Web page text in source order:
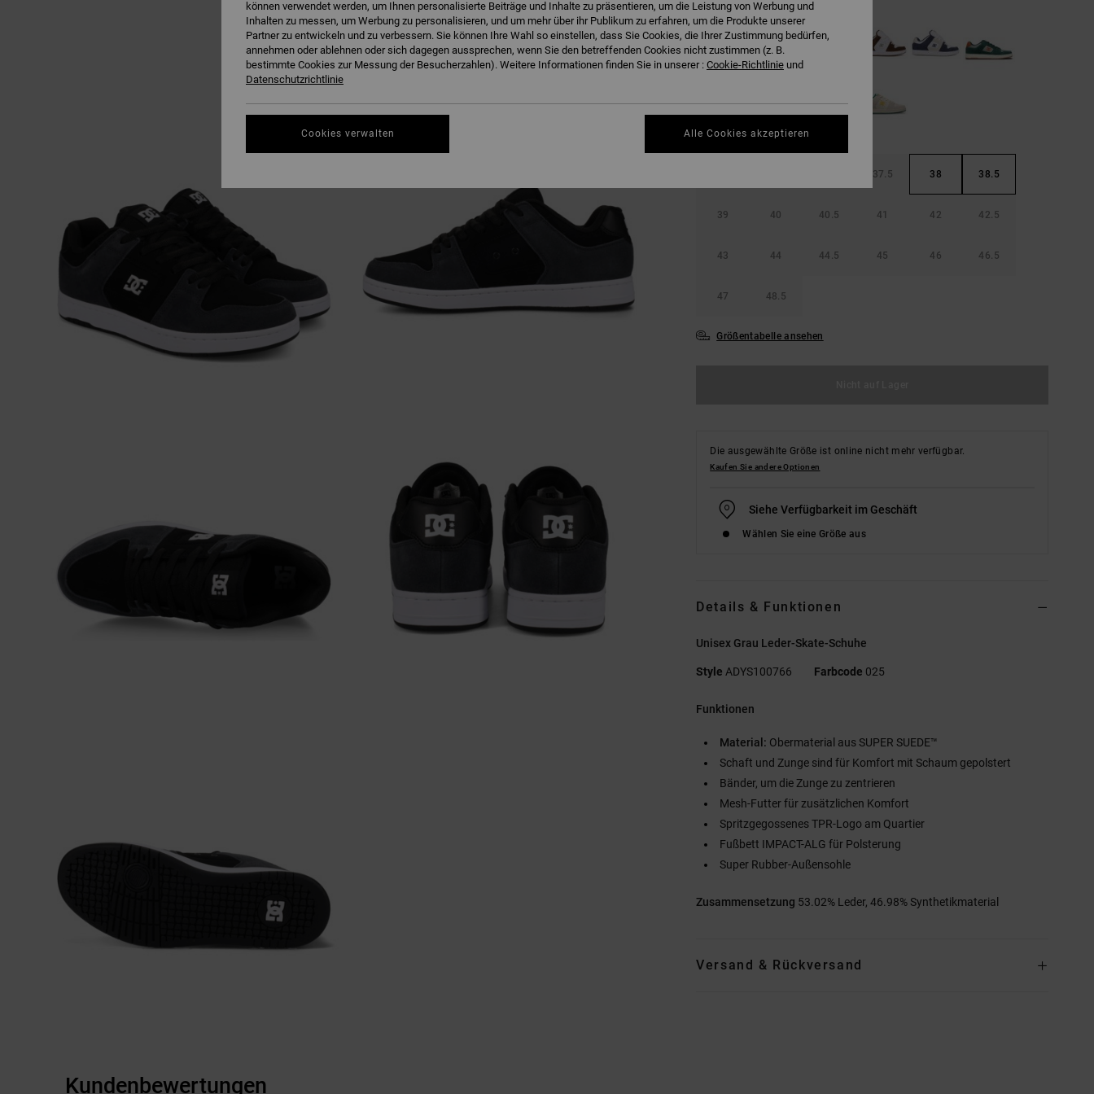
37.5 38 38.5
39 40 40.5 41 42 42.5
43 44 44.5 45 46 46.5
47 48.5
Größentabelle ansehen
Die ausgewählte Größe ist online nicht mehr verfügbar.
Kaufen Sie andere Optionen
Siehe Verfügbarkeit im Geschäft
Wählen Sie eine Größe aus
Details & Funktionen
Unisex Grau Leder-Skate-Schuhe
Style ADYS100766 Farbcode 025
Funktionen
Material: Obermaterial aus SUPER SUEDE™
Schaft und Zunge sind für Komfort mit Schaum gepolstert
Bänder, um die Zunge zu zentrieren
Mesh-Futter für zusätzlichen Komfort
Spritzgegossenes TPR-Logo am Quartier
Fußbett IMPACT-ALG für Polsterung
Super Rubber-Außensohle
Zusammensetzung 53.02% Leder, 46.98% Synthetikmaterial
Versand & Rückversand
Kundenbewertungen
können verwendet werden, um Ihnen personalisierte Beiträge und Inhalte zu präsentieren, um die Leistung von Werbung und
Inhalten zu messen, um Werbung zu personalisieren, und um mehr über ihr Publikum zu erfahren, um die Produkte unserer
Partner zu entwickeln und zu verbessern. Sie können Ihre Wahl so einstellen, dass Sie Cookies, die Ihrer Zustimmung bedürfen,
annehmen oder ablehnen oder sich dagegen aussprechen, wenn Sie den betreffenden Cookies nicht zustimmen (z. B.
bestimmte Cookies zur Messung der Besucherzahlen). Weitere Informationen finden Sie in unserer : Cookie-Richtlinie und
Datenschutzrichtlinie
Cookies verwalten Alle Cookies akzeptieren